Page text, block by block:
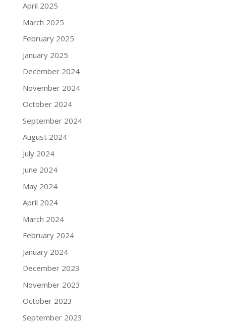
April 2025
March 2025
February 2025
January 2025
December 2024
November 2024
October 2024
September 2024
August 2024
July 2024
June 2024
May 2024
April 2024
March 2024
February 2024
January 2024
December 2023
November 2023
October 2023
September 2023